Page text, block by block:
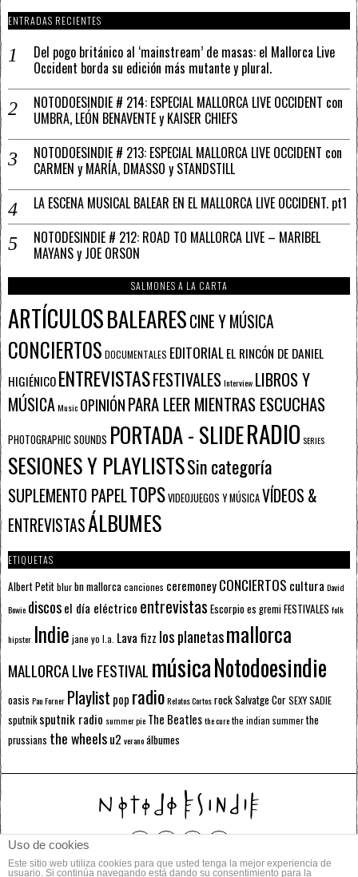
ENTRADAS RECIENTES
Del pogo británico al ‘mainstream’ de masas: el Mallorca Live
Occident borda su edición más mutante y plural.
NOTODOESINDIE # 214: ESPECIAL MALLORCA LIVE OCCIDENT con
UMBRA, LEÓN BENAVENTE y KAISER CHIEFS
NOTODOESINDIE # 213: ESPECIAL MALLORCA LIVE OCCIDENT con
CARMEN y MARÍA, DMASSO y STANDSTILL
LA ESCENA MUSICAL BALEAR EN EL MALLORCA LIVE OCCIDENT. pt1
NOTODESINDIE # 212: ROAD TO MALLORCA LIVE – MARIBEL
MAYANS y JOE ORSON
SALMONES A LA CARTA
ARTÍCULOSBALEARESCINE Y MÚSICA
CONCIERTOS DOCUMENTALES EDITORIALEL RINCÓN DE DANIEL
HIGIÉNICOENTREVISTASFESTIVALESInterview LIBROS Y
MÚSICAMusic OPINIÓNPARA LEER MIENTRAS ESCUCHAS
PHOTOGRAPHIC SOUNDS PORTADA - SLIDERADIO SERIES
SESIONES Y PLAYLISTSSin categoría
SUPLEMENTO PAPELTOPSVIDEOJUEGOS Y MÚSICAVÍDEOS &
ENTREVISTASÁLBUMES
ETIQUETAS
Albert Petitblurbn mallorcacanciones ceremoneyCONCIERTOS cultura David
Bowie discosel día eléctrico entrevistas Escorpioes gremiFESTIVALES folk
hipster Indie jane yo l.a. Lava fizz los planetasmallorca
MALLORCA LIve FESTIVAL músicaNotodoesindie
oasis Pau Forner Playlist pop radioRelatos CortosrockSalvatge CorSEXY SADIE
sputnik sputnik radio summer pie The Beatlesthe curethe indian summerthe
prussians the wheelsu2 veranoálbumes
© 2014 Todos los derechos reservados.
Uso de cookies
Este sitio web utiliza cookies para que usted tenga la mejor experiencia de
usuario. Si continúa navegando está dando su consentimiento para la